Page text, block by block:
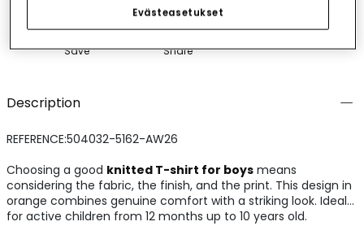
Save Share
Description
REFERENCE:504032-5162-AW26
Choosing a good knitted T-shirt for boysmeans
considering the fabric, the finish, and the print. This design in
orange combines genuine comfort with a striking look. Ideal
for active children from 12 months up to 10 years old.
Evästeasetukset